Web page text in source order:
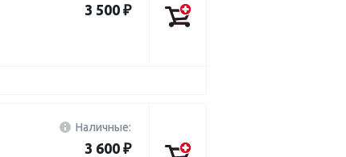
3 500 ₽
Наличные:
3 600 ₽